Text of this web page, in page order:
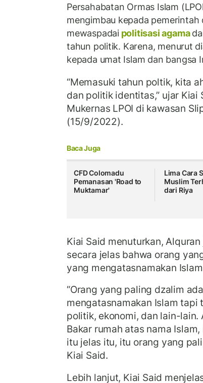
Persahabatan Ormas Islam
mengimbau kepada
mewaspadaipolitisasi agama
tahun politik. Karena, menurut
kepada umat Islam dan bangsa
“Memasuki tahun poltik, kita
dan politik identitas,” ujar Kiai
Mukernas LPOI di kawasan
(15/9/2022).
Baca Juga
CFD Colomadu
Pemanasan 'Road to
Muktamar'
Lima Cara
Muslim
dari Riya
Kiai Said menuturkan,
secara jelas bahwa orang
yang mengatasnamakan
“Orang yang paling dzalim
mengatasnamakan Islam tapi
politik, ekonomi, dan lain-lain.
Bakar rumah atas nama
itu jelas itu, itu orang yang
Kiai Said.
Lebih lanjut, Kiai Said